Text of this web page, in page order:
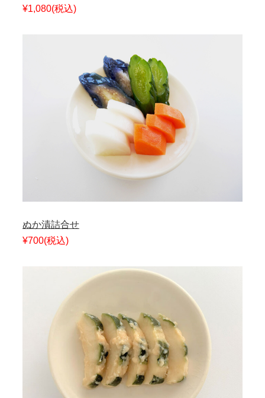
¥1,080(税込)
ぬか漬詰合せ
¥700(税込)